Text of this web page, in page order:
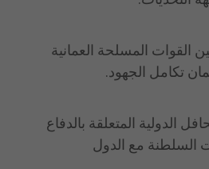
القوات المسلحة العمانية
تكامل الجهود.
الدولية المتعلقة بالدفاع
السلطنة مع الدول